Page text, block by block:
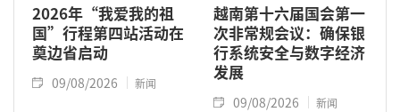
2026年“我爱我的祖
国”行程第四站活动在
奠边省启动
09/08/2026 新闻
越南第十六届国会第一
次非常规会议：确保银
行系统安全与数字经济
发展
09/08/2026 新闻